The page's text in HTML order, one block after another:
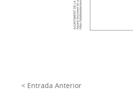
< Entrada Anterior